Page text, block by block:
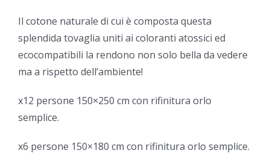
Il cotone naturale di cui è composta questa
splendida tovaglia uniti ai coloranti atossici ed
ecocompatibili la rendono non solo bella da vedere
ma a rispetto dell’ambiente!
x12 persone 150×250 cm con rifinitura orlo
semplice.
x6 persone 150×180 cm con rifinitura orlo semplice.